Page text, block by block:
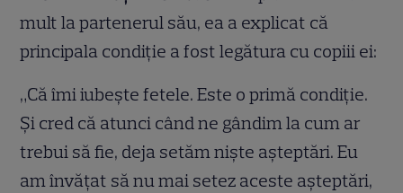
mult la partenerul său, ea a explicat că
principala condiție a fost legătura cu copiii ei:
„Că îmi iubește fetele. Este o primă condiție.
Și cred că atunci când ne gândim la cum ar
trebui să fie, deja setăm niște așteptări. Eu
am învățat să nu mai setez aceste așteptări,